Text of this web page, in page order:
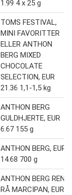
1.99 4 x 25 g
TOMS FESTIVAL,
MINI FAVORITTER
ELLER ANTHON
BERG MIXED
CHOCOLATE
SELECTION, EUR
21.36 1,1-1,5 kg
ANTHON BERG
GULDHJERTE, EUR
6.67 155 g
ANTHON BERG, EUR
14.68 700 g
ANTHON BERG REN
RÅ MARCIPAN, EUR